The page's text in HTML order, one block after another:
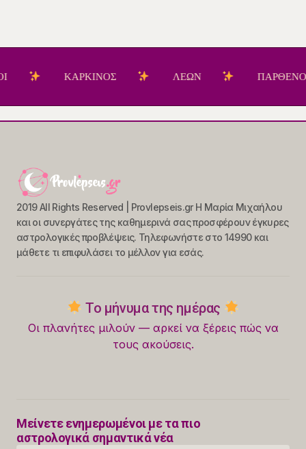
ΚΑΡΚΙΝΟΣ ΛΕΩΝ ΠΑΡΘΕΝΟΣ
2019 All Rights Reserved | Provlepseis.gr Η Μαρία Μιχαήλου
και οι συνεργάτες της καθημερινά σας προσφέρουν έγκυρες
αστρολογικές προβλέψεις. Τηλεφωνήστε στο 14990 και
μάθετε τι επιφυλάσει το μέλλον για εσάς.
Το μήνυμα της ημέρας
Οι πλανήτες μιλούν — αρκεί να ξέρεις πώς να
τους ακούσεις.
Μείνετε ενημερωμένοι με τα πιο
αστρολογικά σημαντικά νέα